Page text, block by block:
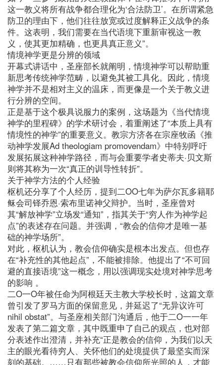
这一教义将所有战争都合理化为‘合法防卫’。在所谓紧急
防卫的理由下，他们往往放宽或过度解释正义战争的条
件。这表明，我们需要在当代语境下重新审视这一教
义，使其更加精确，也更具真正意义”。
情境神学更是分辨的领域
开幕式讲话中，圣座部长就阐明，情境神学可以帮助重
新思考传统神学范畴，以避免其被工具化。因此，情境
神学并不是相对主义的温床，而更像是一个关于教义进
行分辨的空间。
正是基于这个极具说服力的案例，这场题为《当代情境
神学的里程碑》的学术研讨会，着重阐述了“本质上具有
情境性的神学”的重要意义。教宗方济各在宗座牧函《推
动神学发展Ad theologiam promovendam》中特别呼吁
发展拓展这种神学路径，而与会重要学者史蒂夫·贝文斯
则将其称为一次“真正的训导性转折”。
关于神学方法的个人经验
枢机还分享了个人经历，提到二OO七年为萨尔瓦多籍耶
稣会司铎乔恩·索布里诺神父辩护。当时，圣座曾对
其“解放神学”立场发“通知”，指其关于“穷人作为神学起
点”的表述存在问题。并强调，“教会的信仰才是唯一基
础的神学场所”。
对此，枢机认为，教会信仰确实是根本出发点。但也存
在“补充性的其他起点”，不能被排除。他提出了“不可回
避的直接语境”这一概念，用以强调现实处境对神学思考
的影响 。
二O一O年被任命为阿根廷天主教大学校长时，这篇文章
曾引发了罗马方面的保留意见，并延迟了“无异议许可
nihil obstat”。与圣座相关部门沟通后，他于二O一一年
发表了第二篇文章，其中既重申了自己的观点，也对部
分表述作出澄清，并补充“正是教会的信仰，为我们以天
主的眼光看待穷人、关怀他们的处境提供了最坚实而深
刻的基础。……只有那些被教会信仰所光照的人，才能